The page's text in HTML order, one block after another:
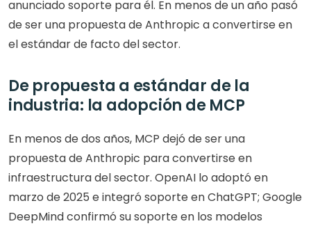
anunciado soporte para él. En menos de un año pasó
de ser una propuesta de Anthropic a convertirse en
el estándar de facto del sector.
De propuesta a estándar de la
industria: la adopción de MCP
En menos de dos años, MCP dejó de ser una
propuesta de Anthropic para convertirse en
infraestructura del sector. OpenAI lo adoptó en
marzo de 2025 e integró soporte en ChatGPT; Google
DeepMind confirmó su soporte en los modelos